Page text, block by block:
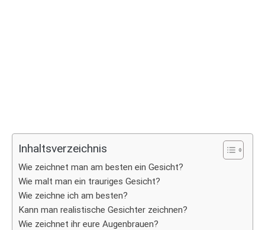
Inhaltsverzeichnis
Wie zeichnet man am besten ein Gesicht?
Wie malt man ein trauriges Gesicht?
Wie zeichne ich am besten?
Kann man realistische Gesichter zeichnen?
Wie zeichnet ihr eure Augenbrauen?